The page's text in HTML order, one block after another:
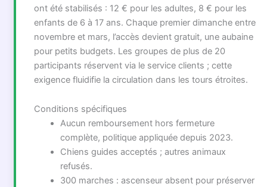
ont été stabilisés : 12 € pour les adultes, 8 € pour les
enfants de 6 à 17 ans. Chaque premier dimanche entre
novembre et mars, l’accès devient gratuit, une aubaine
pour petits budgets. Les groupes de plus de 20
participants réservent via le service clients ; cette
exigence fluidifie la circulation dans les tours étroites.
Conditions spécifiques
Aucun remboursement hors fermeture
complète, politique appliquée depuis 2023.
Chiens guides acceptés ; autres animaux
refusés.
300 marches : ascenseur absent pour préserver